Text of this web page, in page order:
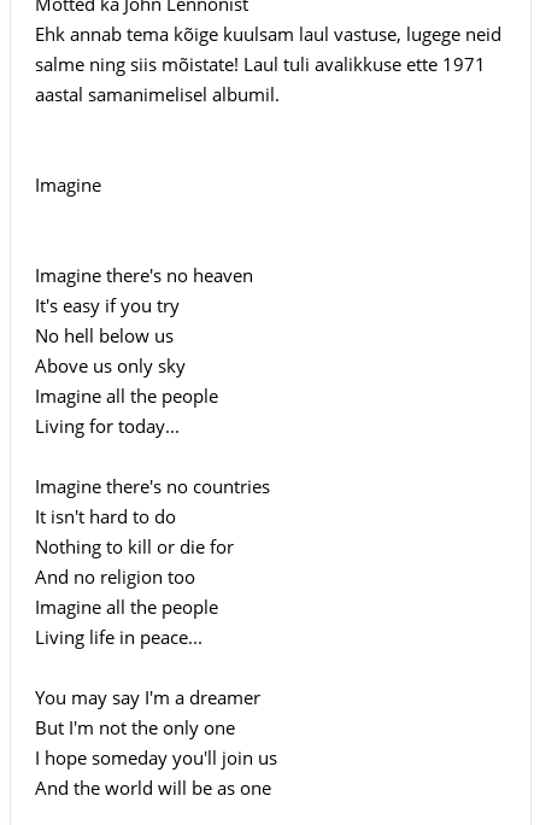
Ehk annab tema kõige kuulsam laul vastuse, lugege neid
salme ning siis mõistate! Laul tuli avalikkuse ette 1971
aastal samanimelisel albumil.
Imagine
Imagine there's no heaven
It's easy if you try
No hell below us
Above us only sky
Imagine all the people
Living for today...
Imagine there's no countries
It isn't hard to do
Nothing to kill or die for
And no religion too
Imagine all the people
Living life in peace...
You may say I'm a dreamer
But I'm not the only one
I hope someday you'll join us
And the world will be as one